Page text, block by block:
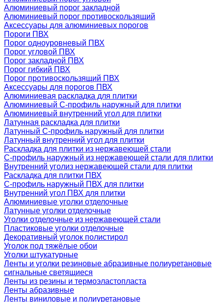
Алюминиевый порог закладной
Алюминиевый порог противоскользящий
Аксессуары для алюминиевых порогов
Пороги ПВХ
Порог одноуровневый ПВХ
Порог угловой ПВХ
Порог закладной ПВХ
Порог гибкий ПВХ
Порог противоскользящий ПВХ
Аксессуары для порогов ПВХ
Алюминиевая раскладка для плитки
Алюминиевый С-профиль наружный для плитки
Алюминиевый внутренний угол для плитки
Латунная раскладка для плитки
Латунный С-профиль наружный для плитки
Латунный внутренний угол для плитки
Раскладка для плитки из нержавеющей стали
С-профиль наружный из нержавеющей стали для плитки
Внутренний уголиз нержавеющей стали для плитки
Раскладка для плитки ПВХ
С-профиль наружный ПВХ для плитки
Внутренний угол ПВХ для плитки
Алюминиевые уголки отделочные
Латунные уголки отделочные
Уголки отделочные из нержавеющей стали
Пластиковые уголки отделочные
Декоративный уголок полистирол
Уголок под тяжёлые обои
Уголки штукатурные
Ленты и уголки резиновые абразивные полиуретановые
сигнальные светящиеся
Ленты из резины и термоэластопласта
Ленты абразивные
Ленты виниловые и полиуретановые